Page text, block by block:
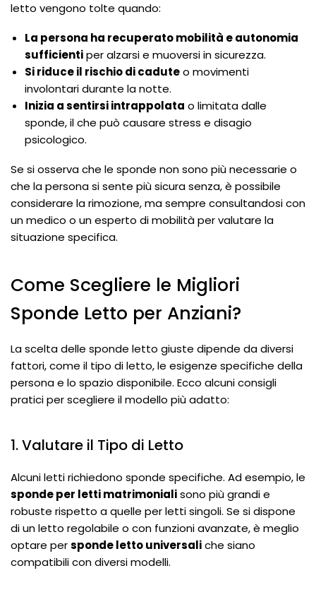
letto vengono tolte quando:
La persona ha recuperato mobilità e autonomia
sufficientiper alzarsi e muoversi in sicurezza.
Si riduce il rischio di caduteo movimenti
involontari durante la notte.
Inizia a sentirsi intrappolata o limitata dalle
sponde, il che può causare stress e disagio
psicologico.
Se si osserva che le sponde non sono più necessarie o
che la persona si sente più sicura senza, è possibile
considerare la rimozione, ma sempre consultandosi con
un medico o un esperto di mobilità per valutare la
situazione specifica.
Come Scegliere le Migliori
Sponde Letto per Anziani?
La scelta delle sponde letto giuste dipende da diversi
fattori, come il tipo di letto, le esigenze specifiche della
persona e lo spazio disponibile. Ecco alcuni consigli
pratici per scegliere il modello più adatto:
1. Valutare il Tipo di Letto
Alcuni letti richiedono sponde specifiche. Ad esempio, le
sponde per letti matrimonialisono più grandi e
robuste rispetto a quelle per letti singoli. Se si dispone
di un letto regolabile o con funzioni avanzate, è meglio
optare persponde letto universaliche siano
compatibili con diversi modelli.